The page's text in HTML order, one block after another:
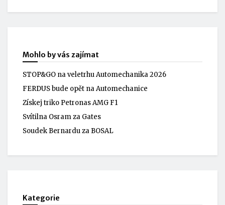
Mohlo by vás zajímat
STOP&GO na veletrhu Automechanika 2026
FERDUS bude opět na Automechanice
Získej triko Petronas AMG F1
Svítilna Osram za Gates
Soudek Bernardu za BOSAL
Kategorie